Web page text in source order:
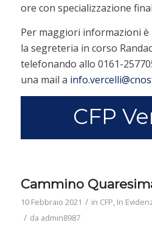
ore con specializzazione
Per maggiori informazioni
la segreteria in corso
telefonando allo 0161-
una mail a
CFP
Cammino
10 Febbraio 2021 / in CFP In
/ da admin8987